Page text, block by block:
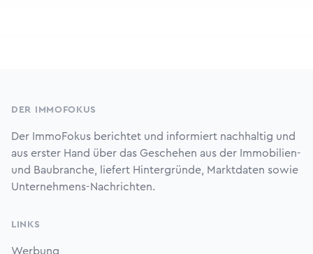
DER IMMOFOKUS
Der ImmoFokus berichtet und informiert nachhaltig und
aus erster Hand über das Geschehen aus der Immobilien-
und Baubranche, liefert Hintergründe, Marktdaten sowie
Unternehmens-Nachrichten.
LINKS
Werbung